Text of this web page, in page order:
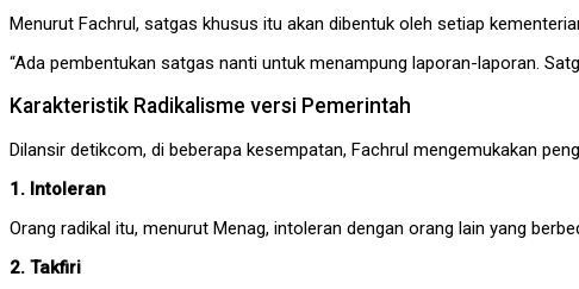
Menurut Fachrul, satgas khusus itu akan dibentuk oleh setiap
“Ada pembentukan satgas nanti untuk menampung laporan-laporan.
Karakteristik Radikalisme versi Pemerintah
Dilansir detikcom, di beberapa kesempatan, Fachrul mengemukakan
1. Intoleran
Orang radikal itu, menurut Menag, intoleran dengan orang lain yang
2. Takfiri